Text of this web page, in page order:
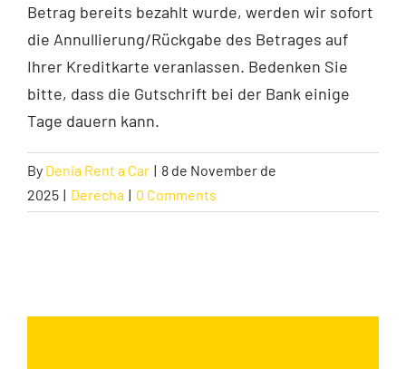
Betrag bereits bezahlt wurde, werden wir sofort
die Annullierung/Rückgabe des Betrages auf
Ihrer Kreditkarte veranlassen. Bedenken Sie
bitte, dass die Gutschrift bei der Bank einige
Tage dauern kann.
By Denia Rent a Car | 8 de November de
2025 | Derecha | 0 Comments